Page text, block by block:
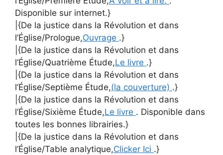
Disponible sur internet.}
|{De la justice dans la Révolution et dans
l’Église/Prologue,Ouvrage .}
|{De la justice dans la Révolution et dans
l’Église/Quatrième Étude,Le livre .}
|{De la justice dans la Révolution et dans
l’Église/Septième Étude,(la couverture) .}
|{De la justice dans la Révolution et dans
l’Église/Sixième Étude,Le livre . Disponible dans
toutes les bonnes librairies.}
|{De la justice dans la Révolution et dans
l’Église/Table analytique,Clicker Ici .}